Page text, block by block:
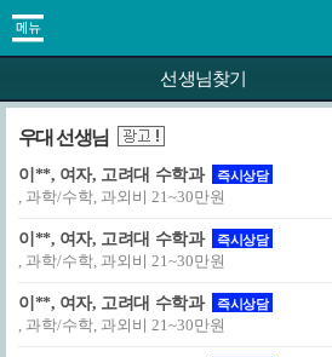
선생님찾기
우대 선생님
이**, 여자, 고려대 수학과 즉시상담
, 과학/수학, 과외비 21~30만원
이**, 여자, 고려대 수학과 즉시상담
, 과학/수학, 과외비 21~30만원
이**, 여자, 고려대 수학과 즉시상담
, 과학/수학, 과외비 21~30만원